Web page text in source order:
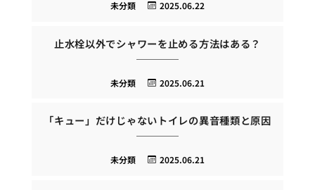
2025.06.22
未分類
止水栓以外でシャワーを止める方法はある？
2025.06.21
未分類
「キュー」だけじゃないトイレの異音種類と原因
2025.06.21
未分類